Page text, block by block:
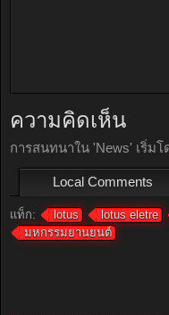
ความคิดเห็น
การสนทนาใน 'News' เริ่มโ
Local Comments
แท็ก: lotus lotus eletre
มหกรรมยานยนต์